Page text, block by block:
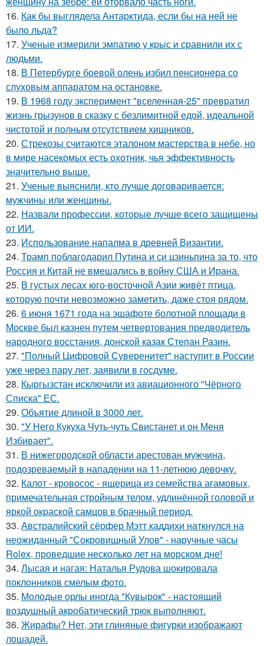
16. Как бы выглядела Антарктида, если бы на ней не
было льда?
17. Ученые измерили эмпатию у крыс и сравнили их с
людьми.
18. В Петербурге боевой олень избил пенсионера со
слуховым аппаратом на остановке.
19. В 1968 году эксперимент "вселенная-25" превратил
жизнь грызунов в сказку с безлимитной едой, идеальной
чистотой и полным отсутствием хищников.
20. Стрекозы считаются эталоном мастерства в небе, но
в мире насекомых есть охотник, чья эффективность
значительно выше.
21. Ученые выяснили, кто лучше договаривается:
мужчины или женщины.
22. Назвали профессии, которые лучше всего защищены
от ИИ.
23. Использование напалма в древней Византии.
24. Трамп поблагодарил Путина и си цзиньпина за то, что
Россия и Китай не вмешались в войну США и Ирана.
25. В густых лесах юго-восточной Азии живёт птица,
которую почти невозможно заметить, даже стоя рядом.
26. 6 июня 1671 года на эшафоте болотной площади в
Москве был казнен путем четвертования предводитель
народного восстания, донской казак Степан Разин.
27. "Полный Цифровой Суверенитет" наступит в России
уже через пару лет, заявили в госдуме.
28. Кыргызстан исключили из авиационного "Чёрного
Списка" ЕС.
29. Объятие длиной в 3000 лет.
30. "У Него Кукуха Чуть-чуть Свистанет и он Меня
Избивает".
31. В нижегородской области арестован мужчина,
подозреваемый в нападении на 11-летнюю девочку.
32. Калот - кровосос - ящерица из семейства агамовых,
примечательная стройным телом, удлинённой головой и
яркой окраской самцов в брачный период.
33. Австралийский сёрфер Мэтт каддихи наткнулся на
неожиданный "Сокровищный Улов" - наручные часы
Rolex, проведшие несколько лет на морском дне!
34. Лысая и нагая: Наталья Рудова шокировала
поклонников смелым фото.
35. Молодые орлы иногда "Кувырок" - настоящий
воздушный акробатический трюк выполняют.
36. Жирафы? Нет, эти глиняные фигурки изображают
лошадей.